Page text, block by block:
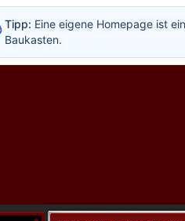
Tipp: Eine eigene Homepage ist
Baukasten.